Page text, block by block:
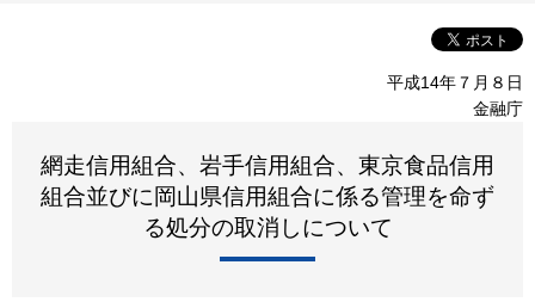
平成14年７月８日
金融庁
網走信用組合、岩手信用組合、東京食品信用
組合並びに岡山県信用組合に係る管理を命ず
る処分の取消しについて